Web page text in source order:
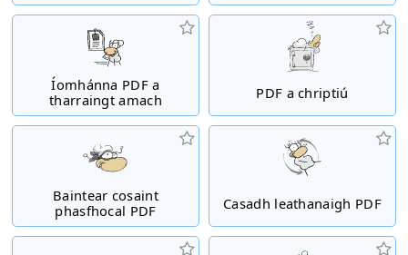
Íomhánna PDF a
tharraingt amach
PDF a chriptiú
Baintear cosaint
phasfhocal PDF
Casadh leathanaigh PDF